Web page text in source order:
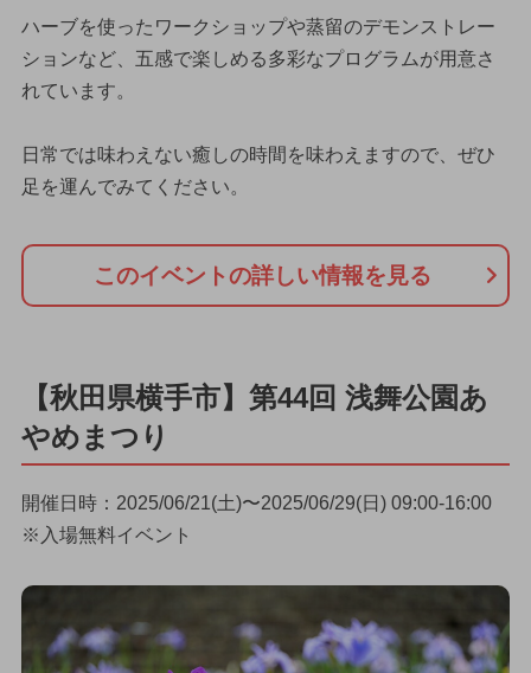
ハーブを使ったワークショップや蒸留のデモンストレー
ションなど、五感で楽しめる多彩なプログラムが用意さ
れています。
日常では味わえない癒しの時間を味わえますので、ぜひ
足を運んでみてください。
このイベントの詳しい情報を見る
【秋田県横手市】第44回 浅舞公園あ
やめまつり
開催日時：2025/06/21(土)〜2025/06/29(日) 09:00-16:00
※入場無料イベント